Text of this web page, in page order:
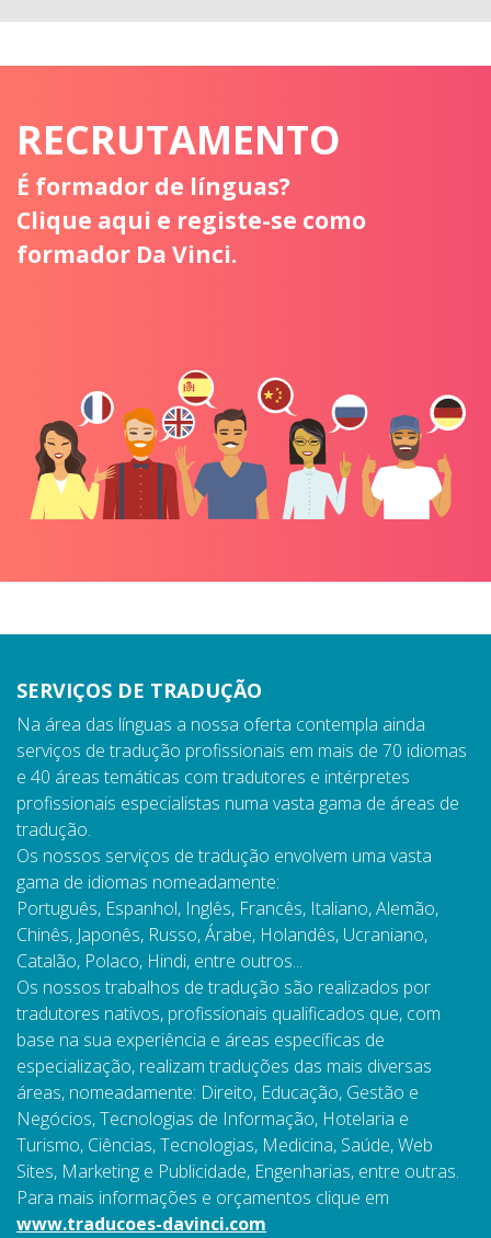
RECRUTAMENTO
É formador de línguas?
Clique aqui e registe-se como
formador Da Vinci.
SERVIÇOS DE TRADUÇÃO
Na área das línguas a nossa oferta contempla ainda
serviços de tradução profissionais em mais de 70 idiomas
e 40 áreas temáticas com tradutores e intérpretes
profissionais especialistas numa vasta gama de áreas de
tradução.
Os nossos serviços de tradução envolvem uma vasta
gama de idiomas nomeadamente:
Português, Espanhol, Inglês, Francês, Italiano, Alemão,
Chinês, Japonês, Russo, Árabe, Holandês, Ucraniano,
Catalão, Polaco, Hindi, entre outros...
Os nossos trabalhos de tradução são realizados por
tradutores nativos, profissionais qualificados que, com
base na sua experiência e áreas específicas de
especialização, realizam traduções das mais diversas
áreas, nomeadamente: Direito, Educação, Gestão e
Negócios, Tecnologias de Informação, Hotelaria e
Turismo, Ciências, Tecnologias, Medicina, Saúde, Web
Sites, Marketing e Publicidade, Engenharias, entre outras.
Para mais informações e orçamentos clique em
www.traducoes-davinci.com